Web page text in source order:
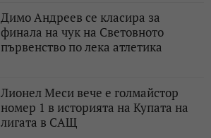
Димо Андреев се класира за
финала на чук на Световното
първенство по лека атлетика
Лионел Меси вече е голмайстор
номер 1 в историята на Купата на
лигата в САЩ